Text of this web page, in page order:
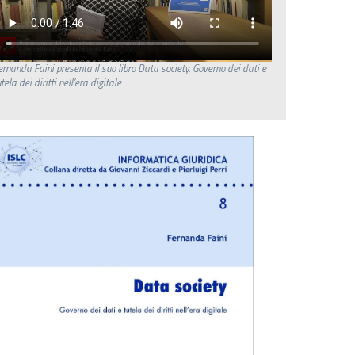
Faini presenta il suo libro Data society. Governo dei dati e
dei diritti nell’era digitale